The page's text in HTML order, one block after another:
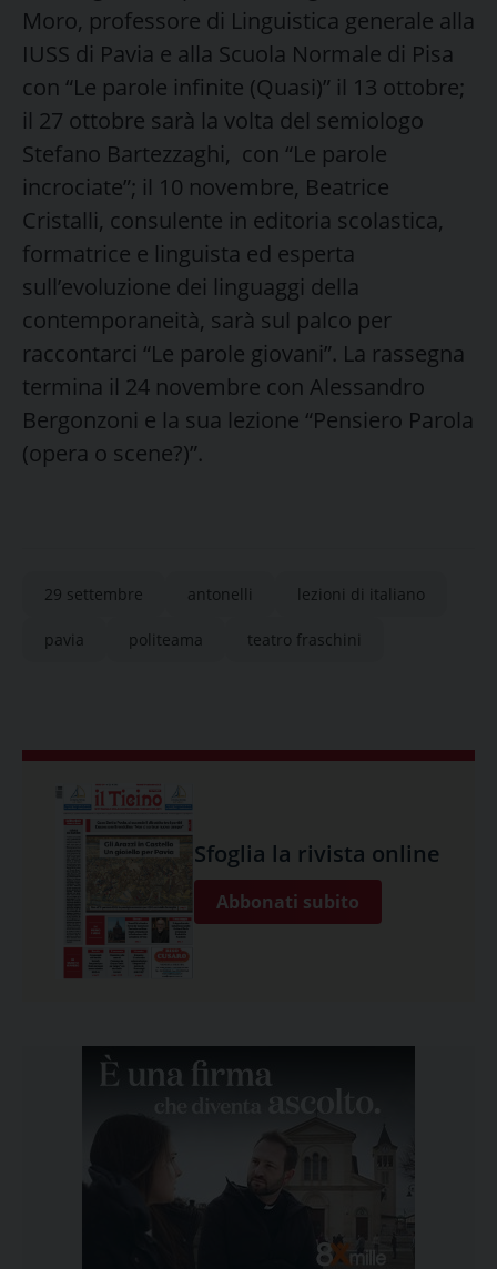
Moro, professore di Linguistica generale alla
IUSS di Pavia e alla Scuola Normale di Pisa
con “Le parole infinite (Quasi)” il 13 ottobre;
il 27 ottobre sarà la volta del semiologo
Stefano Bartezzaghi, con “Le parole
incrociate”; il 10 novembre, Beatrice
Cristalli, consulente in editoria scolastica,
formatrice e linguista ed esperta
sull’evoluzione dei linguaggi della
contemporaneità, sarà sul palco per
raccontarci “Le parole giovani”. La rassegna
termina il 24 novembre con Alessandro
Bergonzoni e la sua lezione “Pensiero Parola
(opera o scene?)”.
29 settembre antonelli lezioni di italiano
pavia politeama teatro fraschini
Sfoglia la rivista online
Abbonati subito